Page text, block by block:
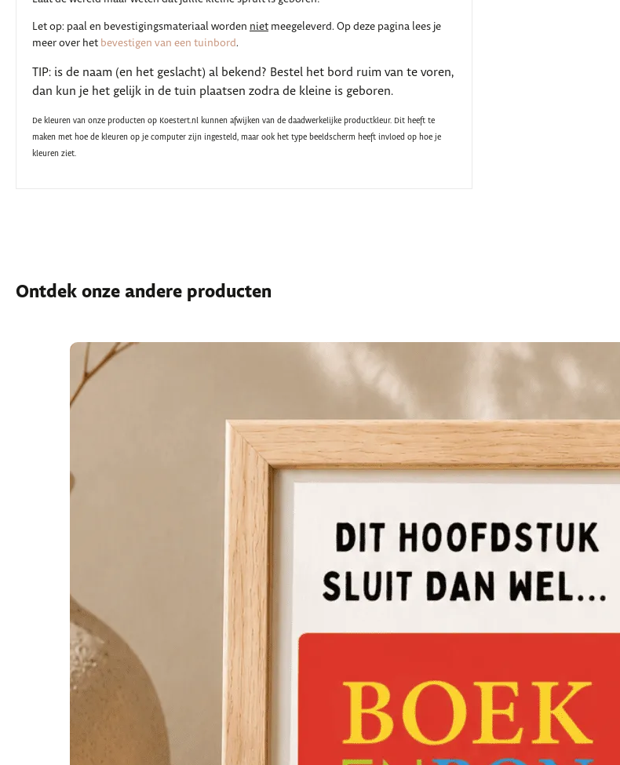
Let op: paal en bevestigingsmateriaal worden niet meegeleverd. Op deze pagina lees je
meer over het bevestigen van een tuinbord.
TIP: is de naam (en het geslacht) al bekend? Bestel het bord ruim van te voren,
dan kun je het gelijk in de tuin plaatsen zodra de kleine is geboren.
De kleuren van onze producten op Koestert.nl kunnen afwijken van de daadwerkelijke productkleur. Dit heeft te
maken met hoe de kleuren op je computer zijn ingesteld, maar ook het type beeldscherm heeft invloed op hoe je
kleuren ziet.
Ontdek onze andere producten